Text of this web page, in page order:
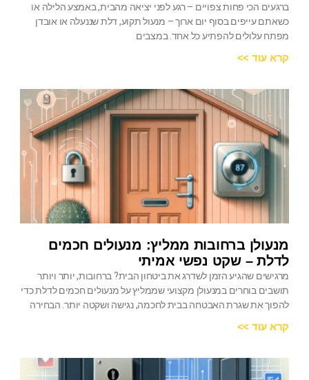
ברגעים הכי פחות צפויים – רגע לפני יציאה מהבית, באמצע הלילה או
כשאתם עייפים בסוף יום ארוך – מנעול תקוע, דלת שננעלה או אובדן
מפתח עלולים להפתיע כל אחד. במצבים
קרא עוד >>
מנעולן ברחובות ממליץ: מנעולים חכמים
לדלת – שקט נפשי אמיתי
מרגישים שהגיע הזמן לשדרג את ביטחון הבית? ברחובות, יותר ויותר
תושבים בוחרים במנעולן מקצועי שממליץ על מנעולים חכמים לדלת כדי
להפוך את שגרת האבטחה בבית לחכמה, נגישה ושקטה יותר. הבחירה
קרא עוד >>